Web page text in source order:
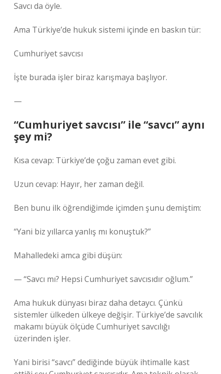
Savcı da öyle.
Ama Türkiye’de hukuk sistemi içinde en baskın tür:
Cumhuriyet savcısı
İşte burada işler biraz karışmaya başlıyor.
—
“Cumhuriyet savcısı” ile “savcı” aynı
şey mi?
Kısa cevap: Türkiye’de çoğu zaman evet gibi.
Uzun cevap: Hayır, her zaman değil.
Ben bunu ilk öğrendiğimde içimden şunu demiştim:
“Yani biz yıllarca yanlış mı konuştuk?”
Mahalledeki amca gibi düşün:
— “Savcı mı? Hepsi Cumhuriyet savcısıdır oğlum.”
Ama hukuk dünyası biraz daha detaycı. Çünkü
sistemler ülkeden ülkeye değişir. Türkiye’de savcılık
makamı büyük ölçüde Cumhuriyet savcılığı
üzerinden işler.
Yani birisi “savcı” dediğinde büyük ihtimalle kast